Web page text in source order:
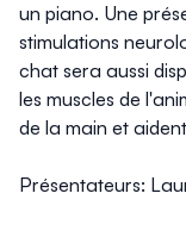
un piano. Une
stimulations
chat sera aussi
les muscles de
de la main et
Présentateurs: